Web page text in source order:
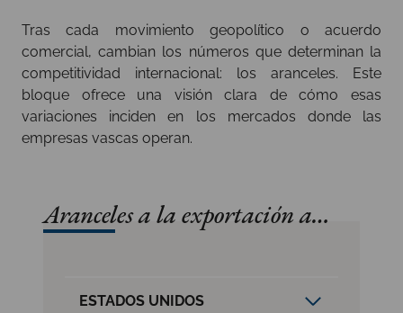
Tras cada movimiento geopolítico o acuerdo
comercial, cambian los números que determinan la
competitividad internacional: los aranceles. Este
bloque ofrece una visión clara de cómo esas
variaciones inciden en los mercados donde las
empresas vascas operan.
Aranceles a la exportación a…
ESTADOS UNIDOS